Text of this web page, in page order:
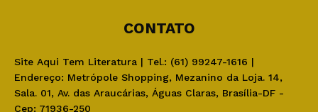
CONTATO
Site Aqui Tem Literatura | Tel.: (61) 99247-1616 |
Endereço: Metrópole Shopping, Mezanino da Loja. 14,
Sala. 01, Av. das Araucárias, Águas Claras, Brasília-DF -
Cep: 71936-250